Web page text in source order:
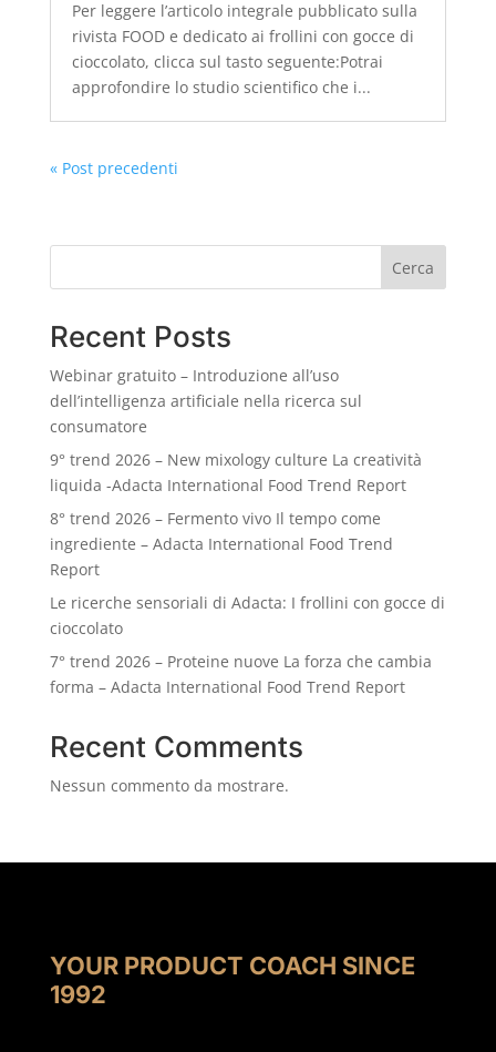
Per leggere l’articolo integrale pubblicato sulla
rivista FOOD e dedicato ai frollini con gocce di
cioccolato, clicca sul tasto seguente:Potrai
approfondire lo studio scientifico che i...
« Post precedenti
Cerca
Recent Posts
Webinar gratuito – Introduzione all’uso
dell’intelligenza artificiale nella ricerca sul
consumatore
9° trend 2026 – New mixology culture La creatività
liquida -Adacta International Food Trend Report
8° trend 2026 – Fermento vivo Il tempo come
ingrediente – Adacta International Food Trend
Report
Le ricerche sensoriali di Adacta: I frollini con gocce di
cioccolato
7° trend 2026 – Proteine nuove La forza che cambia
forma – Adacta International Food Trend Report
Recent Comments
Nessun commento da mostrare.
YOUR PRODUCT COACH SINCE
1992